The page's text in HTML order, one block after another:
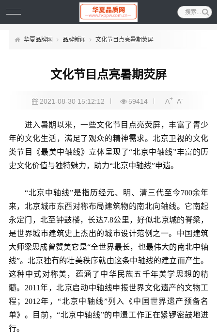
华夏品牌网 品牌新闻 文化节目点亮暑期荧屏
文化节目点亮暑期荧屏
2021-08-30 15:12:12 59414 A+ A-
进入暑期以来，一些文化节目点亮荧屏，丰富了青少
年的文化生活，满足了观众的精神需求。北京卫视的文化
类节目《最美中轴线》立体呈现了“北京中轴线”丰富的历
史文化价值与独特魅力，助力“北京中轴线”申遗。
“北京中轴线”是指历经元、明、清三代至今700余年
来，北京城市东西对称布局建筑物的南北向轴线。它南起
永定门，北至钟鼓楼，长达7.8公里，好似北京城的脊梁，
是世界城市建筑史上杰出的城市设计范例之一。中国建筑
大师梁思成曾赞美它是“全世界最长，也最伟大的南北中轴
线”。北京独有的壮美秩序就由这条中轴线的建立而产生。
这种中式对称美，蕴涵了中华民族五千年美学思想的精
髓。2011年，北京启动中轴线申报世界文化遗产的文物工
程；2012年，“北京中轴线”列入《中国世界遗产预备名
单》。目前，“北京中轴线”的申遗工作正在紧锣密鼓地进
行。